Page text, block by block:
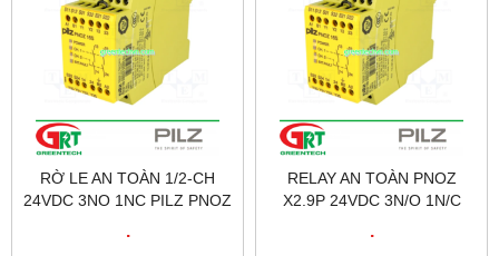
RỜ LE AN TOÀN 1/2-CH
24VDC 3NO 1NC PILZ PNOZ
.
RELAY AN TOÀN PNOZ
X2.9P 24VDC 3N/O 1N/C
.